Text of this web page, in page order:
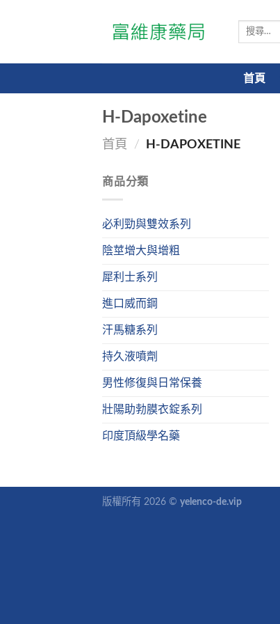
搜
鍵
字:
首頁
H-Dapoxetine
首頁 / H-DAPOXETINE
商品分類
必利勁與雙效系列
陰莖增大與增粗
犀利士系列
進口威而鋼
汗馬糖系列
持久液噴劑
男性修復與日常保養
壯陽助勃膜衣錠系列
印度頂級學名藥
版權所有 2026 © yelenco-de.vip